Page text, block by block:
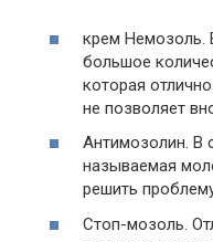
крем Немозоль.
большое
которая
не позволяет
Антимозолин. В
называемая
решить
Стоп-мозоль.